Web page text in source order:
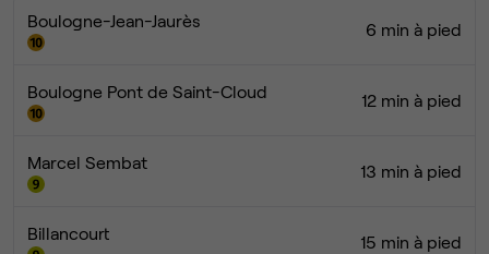
Boulogne-Jean-Jaurès 6 min à pied
Boulogne Pont de Saint-Cloud 12 min à pied
Marcel Sembat 13 min à pied
Billancourt 15 min à pied